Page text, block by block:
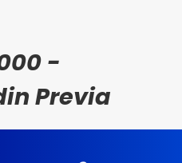
-
Previa